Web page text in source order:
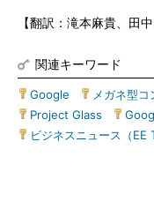
【翻訳：滝本麻貴、田
関連キーワード
Google メガネ型コ
Project Glass
ビジネスニュース（EE